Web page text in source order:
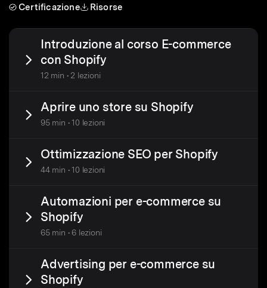
Certificazione
Risorse
Introduzione al corso E-commerce
con Shopify
12 min • 2 lezioni
Aprire uno store su Shopify
95 min • 10 lezioni
Ottimizzazione SEO per Shopify
44 min • 10 lezioni
Automazioni per e-commerce su
Shopify
65 min • 6 lezioni
Advertising per e-commerce su
Shopify